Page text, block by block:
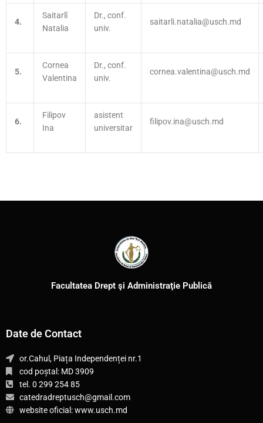
4.
Saitarlî
Natalia
Dr., conf.
univ.
saitarli.natalia@usch.md
5.
Cornea
Valentina
Dr., conf.
univ.
cornea.valentina@usch.md
6.
Filipov
Ina
asistent
universitar
filipov.ina@usch.md
Facultatea Drept şi Administraţie Publică
Date de Contact
or.Cahul, Piața Independenței nr.1
cod poștal: MD 3909
tel. 0 299 254 85
catedradreptusch@gmail.com
website oficial: www.usch.md